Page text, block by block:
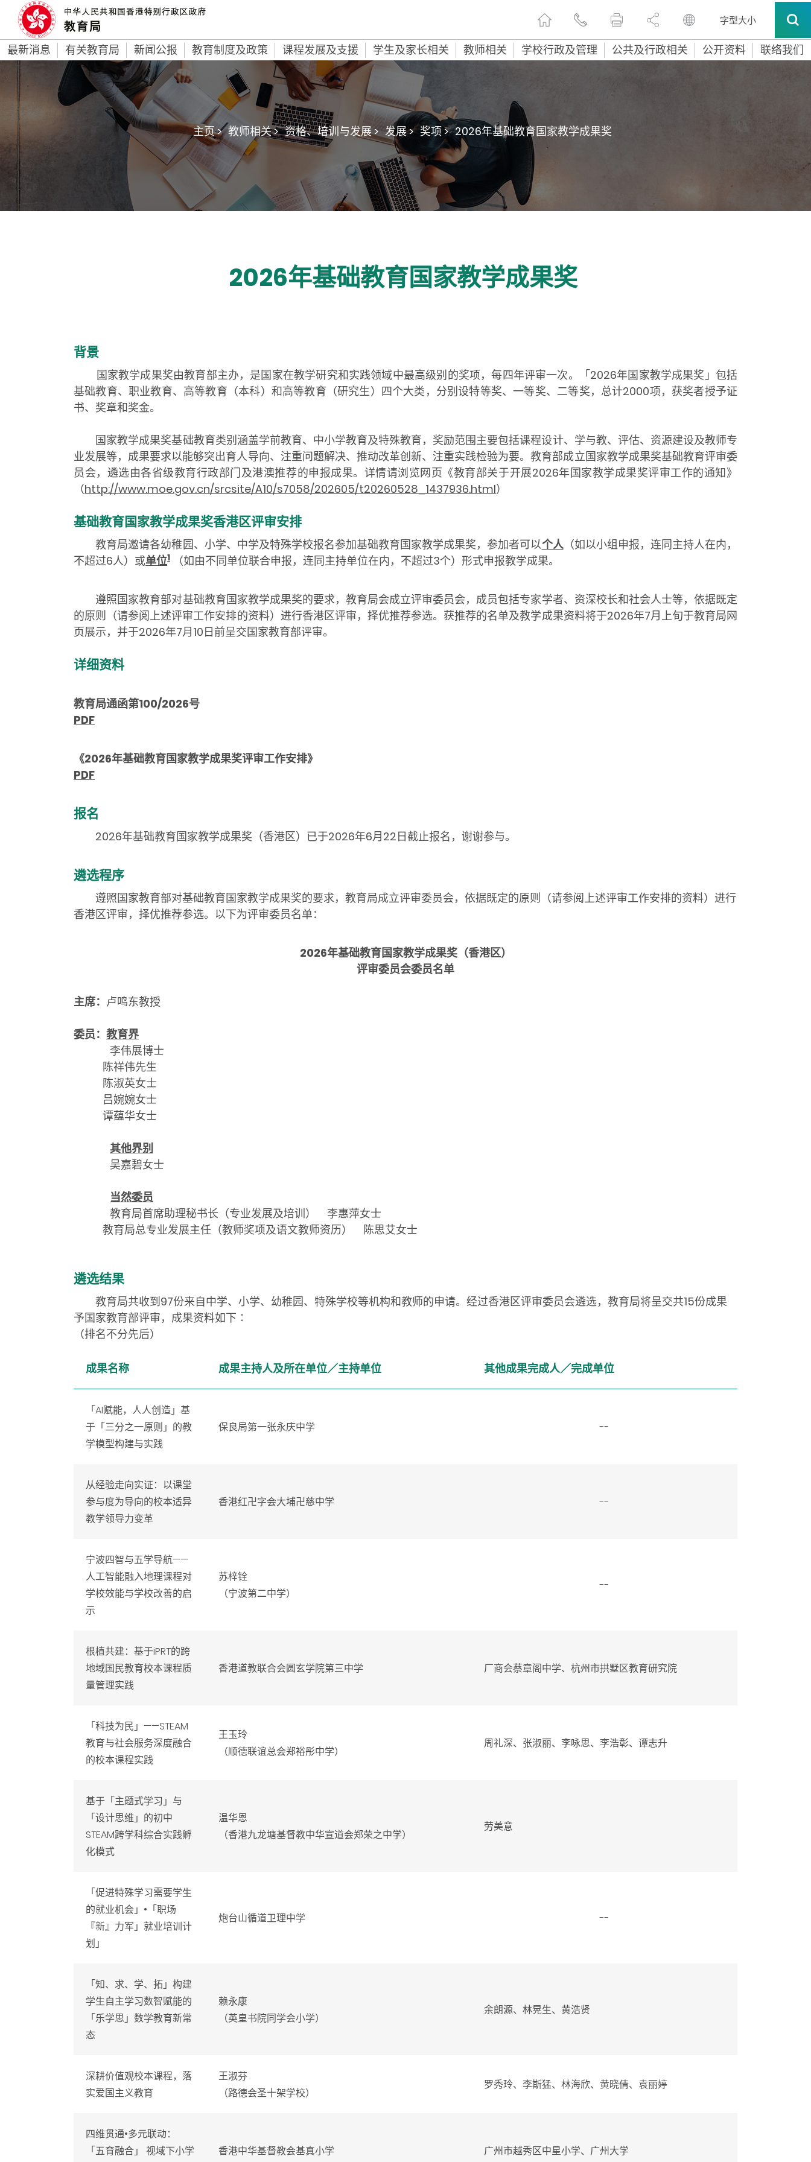
字型大小
最新消息 有关教育局 新闻公报 教育制度及政策 课程发展及支援 学生及家长相关 教师相关 学校行政及管理 公共及行政相关 公开资料 联络我们
主页 > 教师相关 > 资格、培训与发展 > 发展 > 奖项 > 2026年基础教育国家教学成果奖
2026年基础教育国家教学成果奖
背景
国家教学成果奖由教育部主办，是国家在教学研究和实践领域中最高级别的奖项，每四年评审一次。「2026年国家教学成果奖」包括
基础教育、职业教育、高等教育（本科）和高等教育（研究生）四个大类，分别设特等奖、一等奖、二等奖，总计2000项，获奖者授予证
书、奖章和奖金。
国家教学成果奖基础教育类别涵盖学前教育、中小学教育及特殊教育，奖励范围主要包括课程设计、学与教、评估、资源建设及教师专
业发展等，成果要求以能够突出育人导向、注重问题解决、推动改革创新、注重实践检验为要。教育部成立国家教学成果奖基础教育评审委
员会，遴选由各省级教育行政部门及港澳推荐的申报成果。详情请浏览网页《教育部关于开展2026年国家教学成果奖评审工作的通知》
（http://www.moe.gov.cn/srcsite/A10/s7058/202605/t20260528_1437936.html）
基础教育国家教学成果奖香港区评审安排
教育局邀请各幼稚园、小学、中学及特殊学校报名参加基础教育国家教学成果奖，参加者可以个人（如以小组申报，连同主持人在内，
不超过6人）或单位1 （如由不同单位联合申报，连同主持单位在内，不超过3个）形式申报教学成果。
遵照国家教育部对基础教育国家教学成果奖的要求，教育局会成立评审委员会，成员包括专家学者、资深校长和社会人士等，依据既定
的原则 （请参阅上述评审工作安排的资料） 进行香港区评审，择优推荐参选。获推荐的名单及教学成果资料将于2026年7月上旬于教育局网
页展示，并于2026年7月10日前呈交国家教育部评审。
详细资料
教育局通函第100/2026号
PDF
《2026年基础教育国家教学成果奖评审工作安排》
PDF
报名
2026年基础教育国家教学成果奖（香港区）已于2026年6月22日截止报名，谢谢参与。
遴选程序
遵照国家教育部对基础教育国家教学成果奖的要求，教育局成立评审委员会，依据既定的原则（请参阅上述评审工作安排的资料）进行
香港区评审，择优推荐参选。以下为评审委员名单：
2026年基础教育国家教学成果奖（香港区）
评审委员会委员名单
主席： 卢鸣东教授
委员： 教育界
李伟展博士
陈祥伟先生
陈淑英女士
吕婉婉女士
谭蕴华女士
其他界别
吴嘉碧女士
当然委员
教育局首席助理秘书长（专业发展及培训） 李惠萍女士
教育局总专业发展主任（教师奖项及语文教师资历） 陈思艾女士
遴选结果
教育局共收到97份来自中学、小学、幼稚园、特殊学校等机构和教师的申请。经过香港区评审委员会遴选，教育局将呈交共15份成果
予国家教育部评审，成果资料如下∶
（排名不分先后）
成果名称 成果主持人及所在单位／主持单位 其他成果完成人／完成单位
「AI赋能，人人创造」基
于「三分之一原则」的教
学模型构建与实践
保良局第一张永庆中学 --
从经验走向实证：以课堂
参与度为导向的校本适异
教学领导力变革
香港红卍字会大埔卍慈中学 --
宁波四智与五学导航——
人工智能融入地理课程对
学校效能与学校改善的启
示
苏梓铨
（宁波第二中学）
--
根植共建：基于iPRT的跨
地域国民教育校本课程质
量管理实践
香港道教联合会圆玄学院第三中学 厂商会蔡章阁中学、杭州市拱墅区教育研究院
「科技为民」——STEAM
教育与社会服务深度融合
的校本课程实践
王玉玲
（顺德联谊总会郑裕彤中学）
周礼深、张淑丽、李咏思、李浩彰、谭志升
基于「主题式学习」与
「设计思维」的初中
STEAM跨学科综合实践孵
化模式
温华恩
（香港九龙塘基督教中华宣道会郑荣之中学）
劳美意
「促进特殊学习需要学生
的就业机会」•「职场
『新』力军」就业培训计
划」
炮台山循道卫理中学 --
「知、求、学、拓」构建
学生自主学习数智赋能的
「乐学思」数学教育新常
态
赖永康
（英皇书院同学会小学）
余朗源、林晃生、黄浩贤
深耕价值观校本课程，落
实爱国主义教育
王淑芬
（路德会圣十架学校）
罗秀玲、李斯猛、林海欣、黄晓倩、袁丽婷
四维贯通•多元联动：
「五育融合」 视域下小学
香港中华基督教会基真小学 广州市越秀区中星小学、广州大学